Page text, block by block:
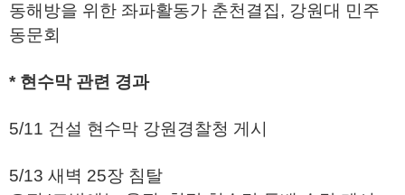
동해방을 위한 좌파활동가 춘천결집, 강원대 민주
동문회
* 현수막 관련 경과
5/11 건설 현수막 강원경찰청 게시
5/13 새벽 25장 침탈